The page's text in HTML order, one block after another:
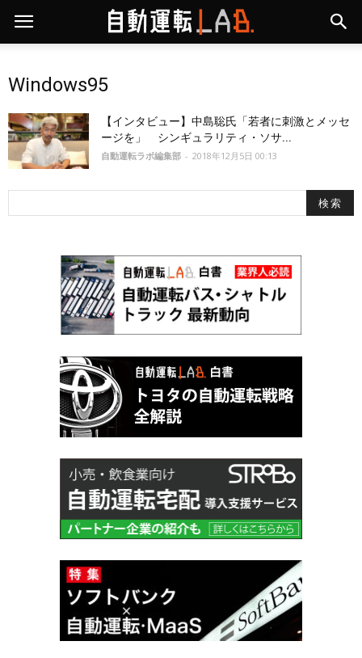
Windows95
【インタビュー】中島聡氏「若者に刺激とメッセ
ージを」 シンギュラリティ・ソサ...
自動運転ラボ編集部 - 2018年12月5日 00:13